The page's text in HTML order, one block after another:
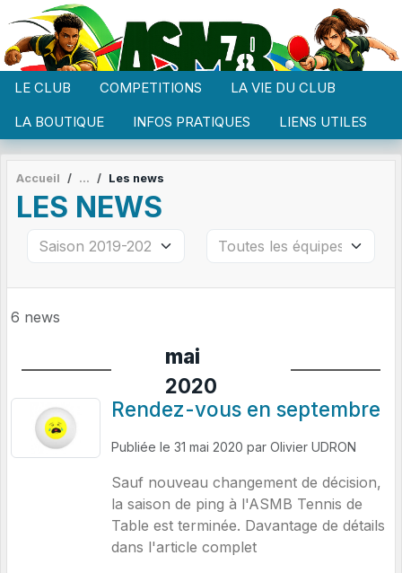
LE CLUB COMPETITIONS
LA VIE DU CLUB
LA BOUTIQUE
INFOS PRATIQUES LIENS UTILES
Accueil Les news
LES NEWS
6 news
mai
2020
Rendez-vous en septembre
Publiée le 31 mai 2020 par Olivier UDRON
Sauf nouveau changement de décision,
la saison de ping à l'ASMB Tennis de
Table est terminée. Davantage de détails
dans l'article complet
Panneau de gestion des cookies